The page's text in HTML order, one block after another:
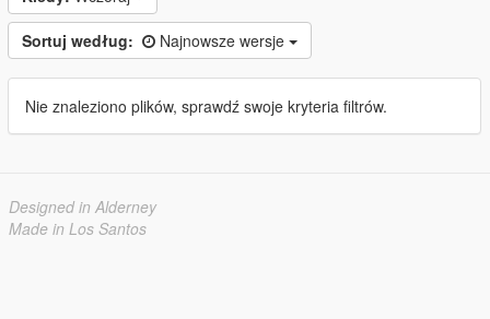
Sortuj według: Najnowsze wersje
Nie znaleziono plików, sprawdź swoje kryteria filtrów.
Designed in Alderney
Made in Los Santos